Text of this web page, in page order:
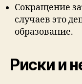
Сокращение
случаев это
образование.
Риски и